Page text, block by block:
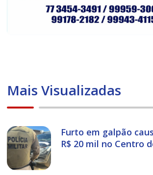
Mais Visualizadas
Furto em galpão
R$ 20 mil no Centro